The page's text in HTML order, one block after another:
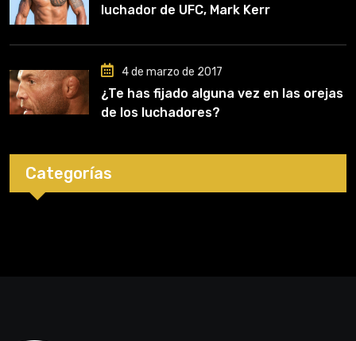
luchador de UFC, Mark Kerr
4 de marzo de 2017
¿Te has fijado alguna vez en las orejas
de los luchadores?
Categorías